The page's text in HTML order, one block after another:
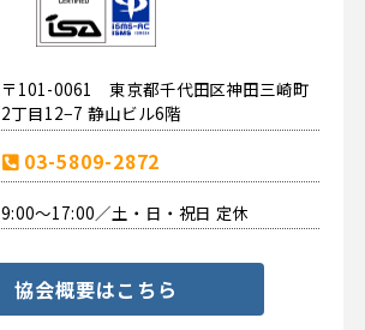
〒101-0061 東京都千代田区神田三崎町
2丁目12−7 静山ビル6階
03-5809-2872
9:00〜17:00／土・日・祝日 定休
協会概要はこちら